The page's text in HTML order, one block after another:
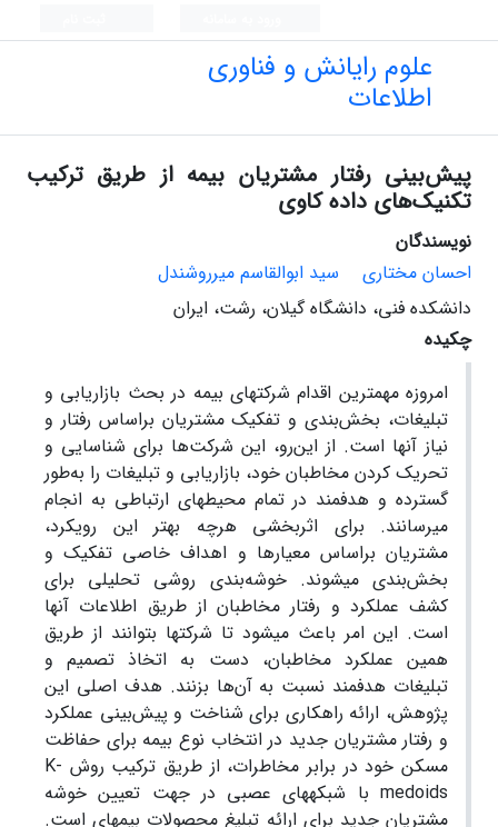
علوم رایانش و فناوری
اطلاعات
پیش‌بینی رفتار مشتریان بیمه از طریق ترکیب
تکنیک‌های داده کاوی
نویسندگان
احسان مختاری
سید ابوالقاسم میرروشندل
دانشکده فنی، دانشگاه ﮔﻴﻼن، رﺷﺖ، اﻳﺮان
چکیده
امروزه مهمترین اقدام شرکت‎های بیمه در بحث بازاریابی و
تبلیغات، بخش‌بندی و تفکیک مشتریان براساس رفتار و
نیاز آن‎ها است. از این‌رو، این شرکت‌ها برای شناسایی و
تحریک کردن مخاطبان خود، بازاریابی و تبلیغات را به‌طور
گسترده و هدفمند در تمام محیط‎های ارتباطی به انجام
می‎رسانند. برای اثربخشی هرچه بهتر این رویکرد،
مشتریان براساس معیارها و اهداف خاصی تفکیک و
بخش‌بندی می‎شوند. خوشه‌بندی روشی تحلیلی برای
کشف عملکرد و رفتار مخاطبان از طریق اطلاعات آن‎ها
است. این امر باعث می‎شود تا شرکت‎ها بتوانند از طریق
همین عملکرد مخاطبان، دست به اتخاذ تصمیم و
تبلیغات هدفمند نسبت به آن‌ها بزنند. هدف اصلی این
پژوهش، ارائه راهکاری برای شناخت و پیش‌بینی عملکرد
و رفتار مشتریان جدید در انتخاب نوع بیمه برای حفاظت
مسکن خود در برابر مخاطرات، از طریق ترکیب روش K-
medoids با شبکه‎های عصبی در جهت تعیین خوشه
مشتریان جدید برای ارائه تبلیغ محصولات بیمه‎ای است.